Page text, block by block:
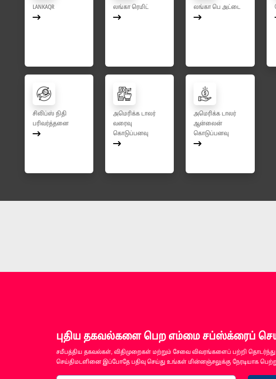
LANKAQR லங்கா ரெமிட் லங்கா பெ அட்டை
சிலிப்ஸ் நிதி
பரிவர்த்தனை
அமெரிக்க டாலர்
வரைவு
கொடுப்பனவு
அமெரிக்க டாலர்
ஆன்லைன்
கொடுப்பனவு
புதிய தகவல்களை பெற எம்மை சப்ஸ்க்ரைப்
சமீபத்திய தகவல்கள், விதிமுறைகள் மற்றும் சேவை விவரங்களைப் பற்றி தொடர்ந்து
செய்திமடளினை இப்போதே பதிவு செய்து உங்கள் மின்னஞ்சலுக்கு நேரடியாக